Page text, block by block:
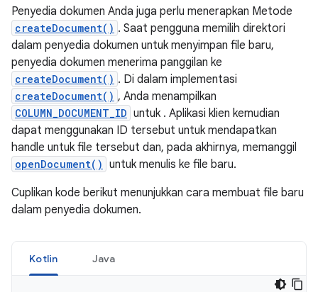
Penyedia dokumen Anda juga perlu menerapkan Metode
createDocument() . Saat pengguna memilih direktori
dalam penyedia dokumen untuk menyimpan file baru,
penyedia dokumen menerima panggilan ke
createDocument() . Di dalam implementasi
createDocument() , Anda menampilkan
COLUMN_DOCUMENT_ID untuk . Aplikasi klien kemudian
dapat menggunakan ID tersebut untuk mendapatkan
handle untuk file tersebut dan, pada akhirnya, memanggil
openDocument() untuk menulis ke file baru.
Cuplikan kode berikut menunjukkan cara membuat file baru
dalam penyedia dokumen.
Kotlin Java